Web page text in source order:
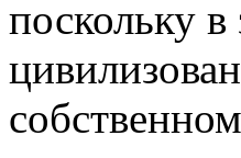
поскольку